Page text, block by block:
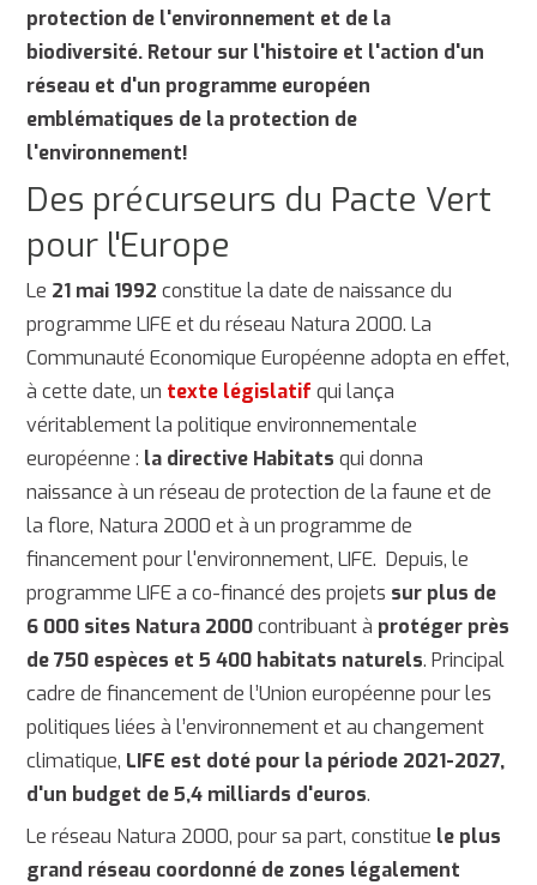
protection de l'environnement et de la
biodiversité. Retour sur l'histoire et l'action d'un
réseau et d'un programme européen
emblématiques de la protection de
l'environnement!
Des précurseurs du Pacte Vert
pour l'Europe
Le 21 mai 1992 constitue la date de naissance du
programme LIFE et du réseau Natura 2000. La
Communauté Economique Européenne adopta en effet,
à cette date, un texte législatif qui lança
véritablement la politique environnementale
européenne : la directive Habitats qui donna
naissance à un réseau de protection de la faune et de
la flore, Natura 2000 et à un programme de
financement pour l'environnement, LIFE. Depuis, le
programme LIFE a co-financé des projets sur plus de
6 000 sites Natura 2000contribuant à protéger près
de 750 espèces et 5 400 habitats naturels. Principal
cadre de financement de l’Union européenne pour les
politiques liées à l’environnement et au changement
climatique, LIFE est doté pour la période 2021-2027,
d'un budget de 5,4 milliards d'euros.
Le réseau Natura 2000, pour sa part, constitue le plus
grand réseau coordonné de zones légalement